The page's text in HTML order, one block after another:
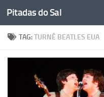
Skip to content
Pitadas do Sal
TAG:TURNÊ BEATLES EUA